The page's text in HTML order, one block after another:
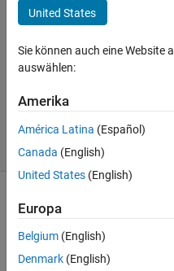
else
Prof.
Joe
Hummel
396
solvers
5 likes
Complete
the
function
United States
Sie können auch eine Website
auswählen:
Amerika
América Latina (Español)
Canada (English)
United States (English)
Europa
Belgium (English)
Denmark (English)